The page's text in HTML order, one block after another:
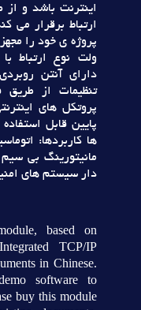
اينترنت باشد و از
ارتباط برقرار مي
پايين قابل استفاده
ها کاربردها:
دار سيستم هاي
based on
TCP/IP
in Chinese.
software to
buy this module